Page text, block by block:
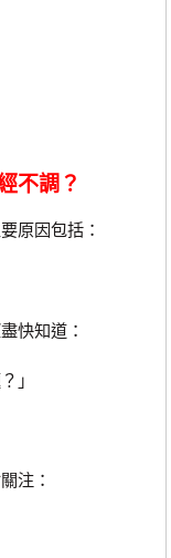
不調？
原因包括：
快知道：
」
注：